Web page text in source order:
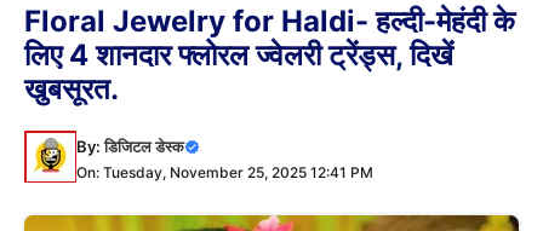
Floral Jewelry for Haldi- हल्दी-मेहंदी के
लिए 4 शानदार फ्लोरल ज्वेलरी ट्रेंड्स, दिखें
खुबसूरत.
By:डिजिटल डेस्क
On: Tuesday, November 25, 2025 12:41 PM